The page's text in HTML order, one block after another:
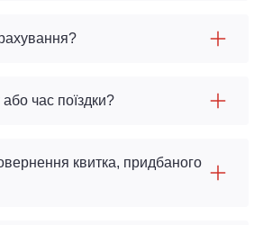
час поїздки?
квитка, придбаного